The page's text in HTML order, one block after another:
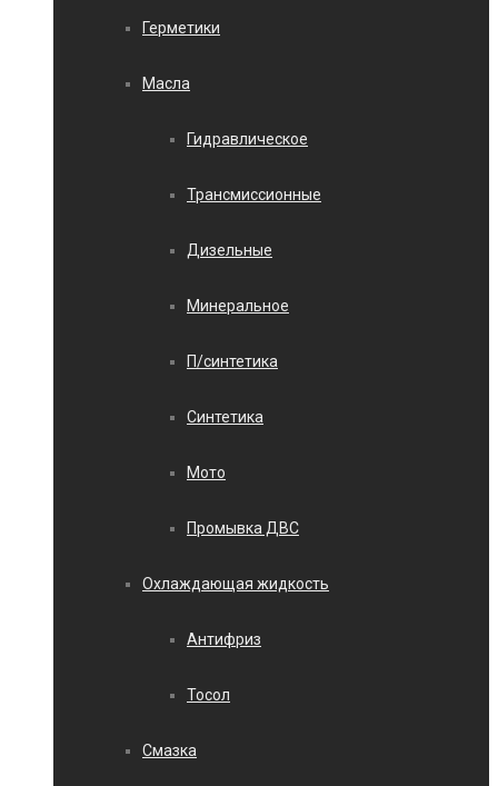
Герметики
Масла
Гидравлическое
Трансмиссионные
Дизельные
Минеральное
П/синтетика
Синтетика
Мото
Промывка ДВС
Охлаждающая жидкость
Антифриз
Тосол
Смазка